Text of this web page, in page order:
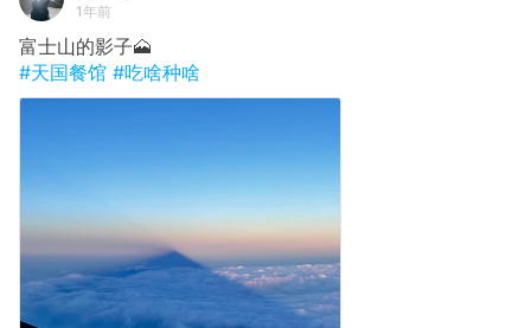
1年前
富士山的影子🗻
#天国餐馆 #吃啥种啥